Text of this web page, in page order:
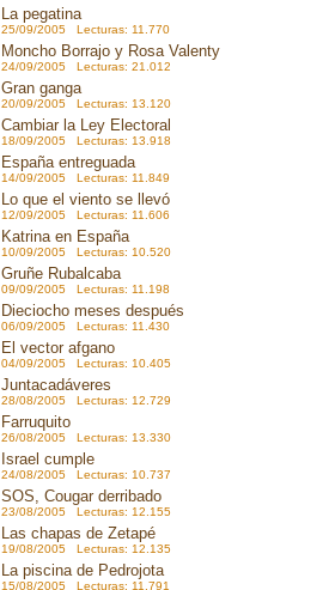
La pegatina
25/09/2005 Lecturas: 11.770
Moncho Borrajo y Rosa Valenty
24/09/2005 Lecturas: 21.012
Gran ganga
20/09/2005 Lecturas: 13.120
Cambiar la Ley Electoral
18/09/2005 Lecturas: 13.918
España entreguada
14/09/2005 Lecturas: 11.849
Lo que el viento se llevó
12/09/2005 Lecturas: 11.606
Katrina en España
10/09/2005 Lecturas: 10.520
Gruñe Rubalcaba
09/09/2005 Lecturas: 11.198
Dieciocho meses después
06/09/2005 Lecturas: 11.430
El vector afgano
04/09/2005 Lecturas: 10.405
Juntacadáveres
28/08/2005 Lecturas: 12.729
Farruquito
26/08/2005 Lecturas: 13.330
Israel cumple
24/08/2005 Lecturas: 10.737
SOS, Cougar derribado
23/08/2005 Lecturas: 12.155
Las chapas de Zetapé
19/08/2005 Lecturas: 12.135
La piscina de Pedrojota
15/08/2005 Lecturas: 11.791